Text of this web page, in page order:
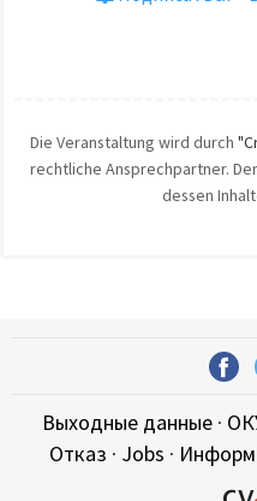
Die Veranstaltung wird durch
rechtliche Ansprechpartner.
dessen
Выходные данные·
Отказ · Jobs ·